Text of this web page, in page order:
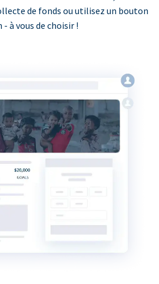
de fonds ou utilisez un bouton
- à vous de choisir !